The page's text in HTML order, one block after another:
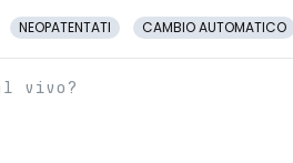
NEOPATENTATI CAMBIO AUTOMATICO
vivo?